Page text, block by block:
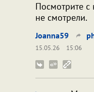
Посмотрите
не смотрели.
Joanna59
15.05.26
15:06